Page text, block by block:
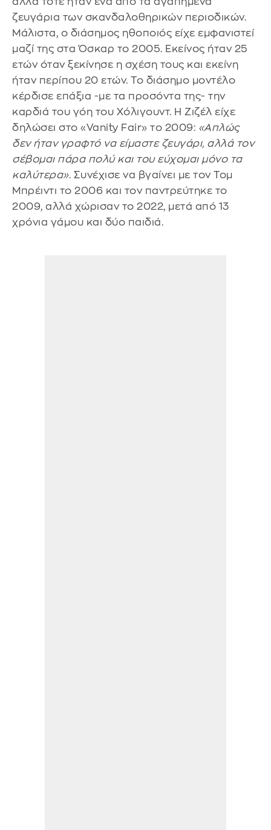
ζευγάρια των σκανδαλοθηρικών περιοδικών.
Μάλιστα, ο διάσημος ηθοποιός είχε εμφανιστεί
μαζί της στα Όσκαρ το 2005. Εκείνος ήταν 25
ετών όταν ξεκίνησε η σχέση τους και εκείνη
ήταν περίπου 20 ετών. Το διάσημο μοντέλο
κέρδισε επάξια -με τα προσόντα της- την
καρδιά του γόη του Χόλιγουντ. Η Ζιζέλ είχε
δηλώσει στο «Vanity Fair» το 2009: «Απλώς
δεν ήταν γραφτό να είμαστε ζευγάρι, αλλά τον
σέβομαι πάρα πολύ και του εύχομαι μόνο τα
καλύτερα». Συνέχισε να βγαίνει με τον Τομ
Μπρέιντι το 2006 και τον παντρεύτηκε το
2009, αλλά χώρισαν το 2022, μετά από 13
χρόνια γάμου και δύο παιδιά.